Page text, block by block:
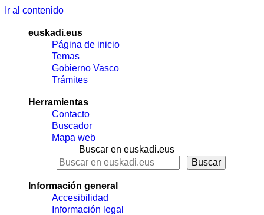
Ir al contenido
euskadi.eus
Página de inicio
Temas
Gobierno Vasco
Trámites
Herramientas
Contacto
Buscador
Mapa web
Buscar en euskadi.eus
Información general
Accesibilidad
Información legal